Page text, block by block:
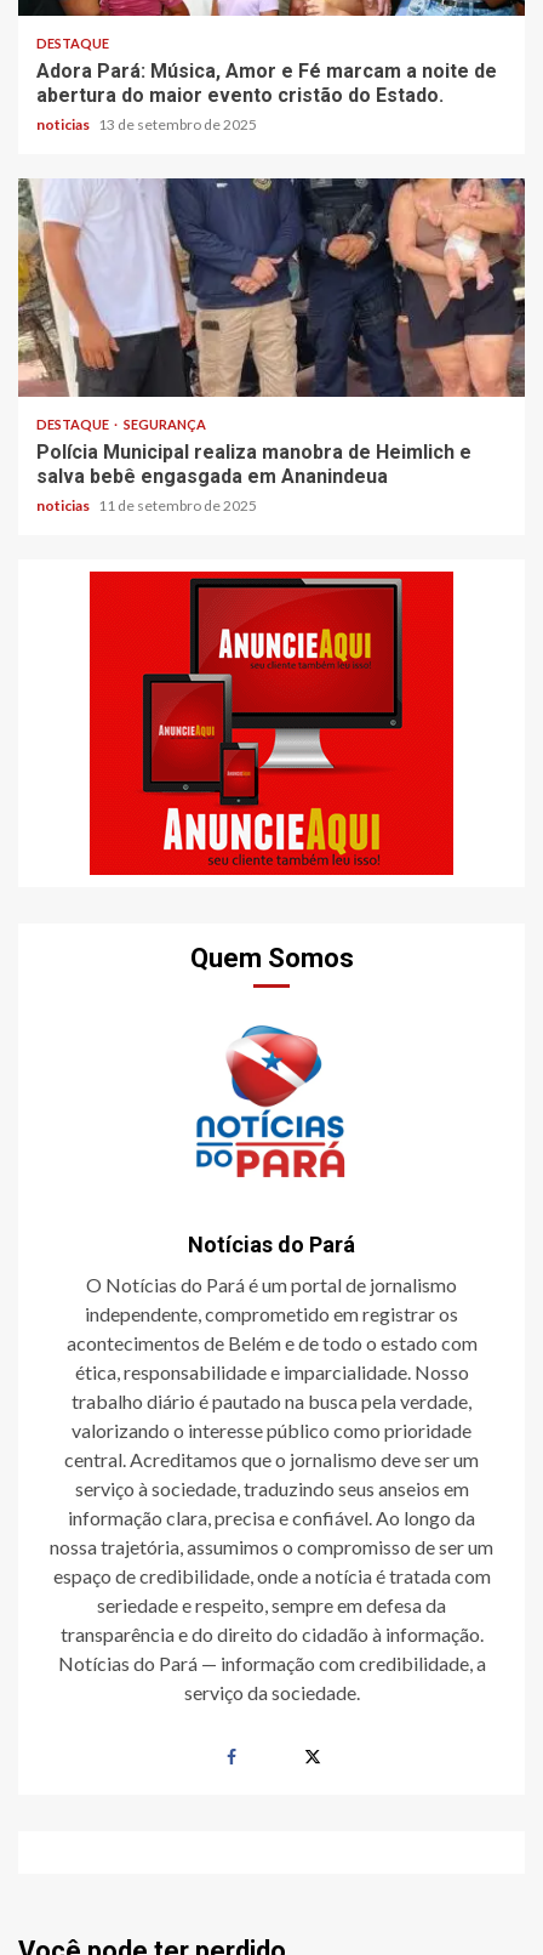
DESTAQUE
Adora Pará: Música, Amor e Fé marcam a noite de
abertura do maior evento cristão do Estado.
noticias 13 de setembro de 2025
DESTAQUE SEGURANÇA
Polícia Municipal realiza manobra de Heimlich e
salva bebê engasgada em Ananindeua
noticias 11 de setembro de 2025
Quem Somos
Notícias do Pará
O Notícias do Pará é um portal de jornalismo
independente, comprometido em registrar os
acontecimentos de Belém e de todo o estado com
ética, responsabilidade e imparcialidade. Nosso
trabalho diário é pautado na busca pela verdade,
valorizando o interesse público como prioridade
central. Acreditamos que o jornalismo deve ser um
serviço à sociedade, traduzindo seus anseios em
informação clara, precisa e confiável. Ao longo da
nossa trajetória, assumimos o compromisso de ser um
espaço de credibilidade, onde a notícia é tratada com
seriedade e respeito, sempre em defesa da
transparência e do direito do cidadão à informação.
Notícias do Pará — informação com credibilidade, a
serviço da sociedade.